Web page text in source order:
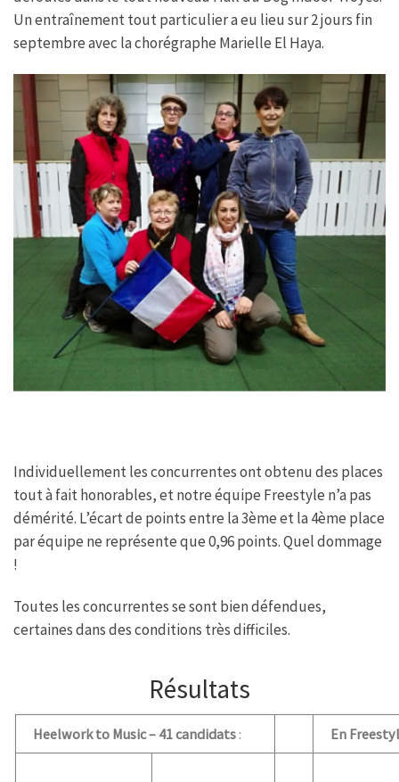
Un entraînement tout particulier a eu lieu sur 2 jours fin
septembre avec la chorégraphe Marielle El Haya.
Individuellement les concurrentes ont obtenu des places
tout à fait honorables, et notre équipe Freestyle n’a pas
démérité. L’écart de points entre la 3ème et la 4ème place
par équipe ne représente que 0,96 points. Quel dommage
!
Toutes les concurrentes se sont bien défendues,
certaines dans des conditions très difficiles.
Résultats
Heelwork to Music – 41 candidats : En